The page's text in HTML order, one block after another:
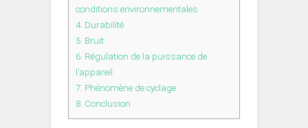
conditions environnementales
4. Durabilité
5. Bruit
6. Régulation de la puissance de
l’appareil
7. Phénomène de cyclage
8. Conclusion